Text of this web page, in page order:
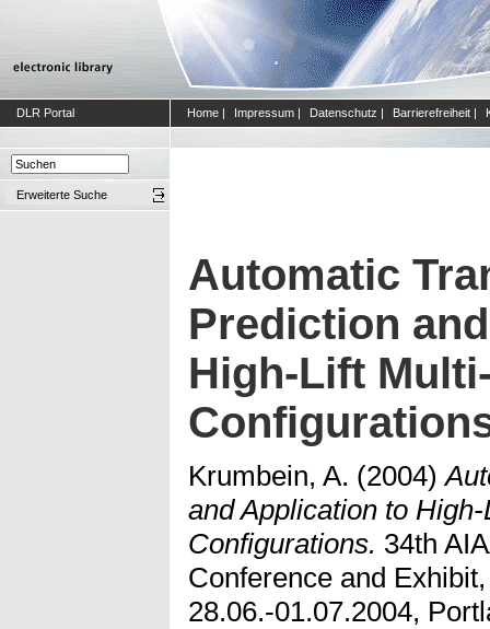
DLR Portal Home | Impressum | Datenschutz | Barrierefreiheit |
Erweiterte Suche
Automatic
Prediction
High-Lift
Krumbein, A. (2004)
and Application to
Configurations. 34th
Conference and
28.06.-01.07.2004,